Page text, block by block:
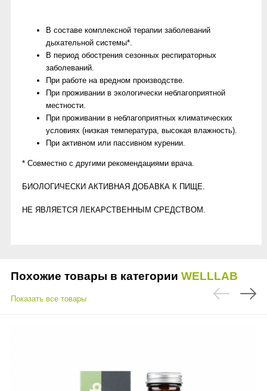
В составе комплексной терапии заболеваний
дыхательной системы*.
В период обострения сезонных респираторных
заболеваний.
При работе на вредном производстве.
При проживании в экологически неблагоприятной
местности.
При проживании в неблагоприятных климатических
условиях (низкая температура, высокая влажность).
При активном или пассивном курении.
* Совместно с другими рекомендациями врача.
БИОЛОГИЧЕСКИ АКТИВНАЯ ДОБАВКА К ПИЩЕ.
НЕ ЯВЛЯЕТСЯ ЛЕКАРСТВЕННЫМ СРЕДСТВОМ.
Похожие товары в категории WELLLAB
Показать все товары